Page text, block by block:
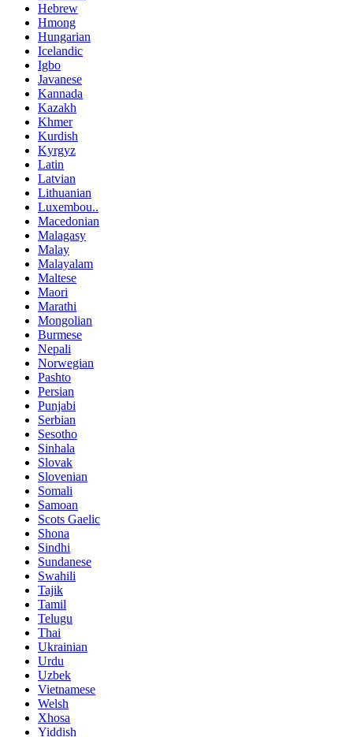
Hebrew
Hmong
Hungarian
Icelandic
Igbo
Javanese
Kannada
Kazakh
Khmer
Kurdish
Kyrgyz
Latin
Latvian
Lithuanian
Luxembou..
Macedonian
Malagasy
Malay
Malayalam
Maltese
Maori
Marathi
Mongolian
Burmese
Nepali
Norwegian
Pashto
Persian
Punjabi
Serbian
Sesotho
Sinhala
Slovak
Slovenian
Somali
Samoan
Scots Gaelic
Shona
Sindhi
Sundanese
Swahili
Tajik
Tamil
Telugu
Thai
Ukrainian
Urdu
Uzbek
Vietnamese
Welsh
Xhosa
Yiddish